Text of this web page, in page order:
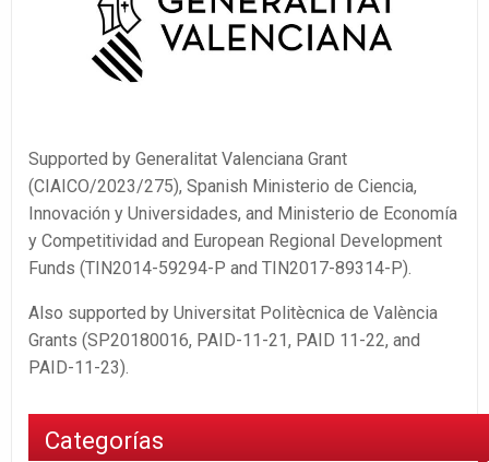
Supported by Generalitat Valenciana Grant
(CIAICO/2023/275), Spanish Ministerio de Ciencia,
Innovación y Universidades, and Ministerio de Economía
y Competitividad and European Regional Development
Funds (TIN2014-59294-P and TIN2017-89314-P).
Also supported by Universitat Politècnica de València
Grants (SP20180016, PAID-11-21, PAID 11-22, and
PAID-11-23).
Categorías